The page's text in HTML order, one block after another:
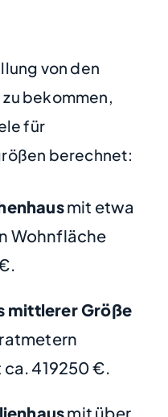
von den
bekommen,
für
berechnet:
mit etwa
Wohnfläche
mittlerer Größe
419250 €.
mit über